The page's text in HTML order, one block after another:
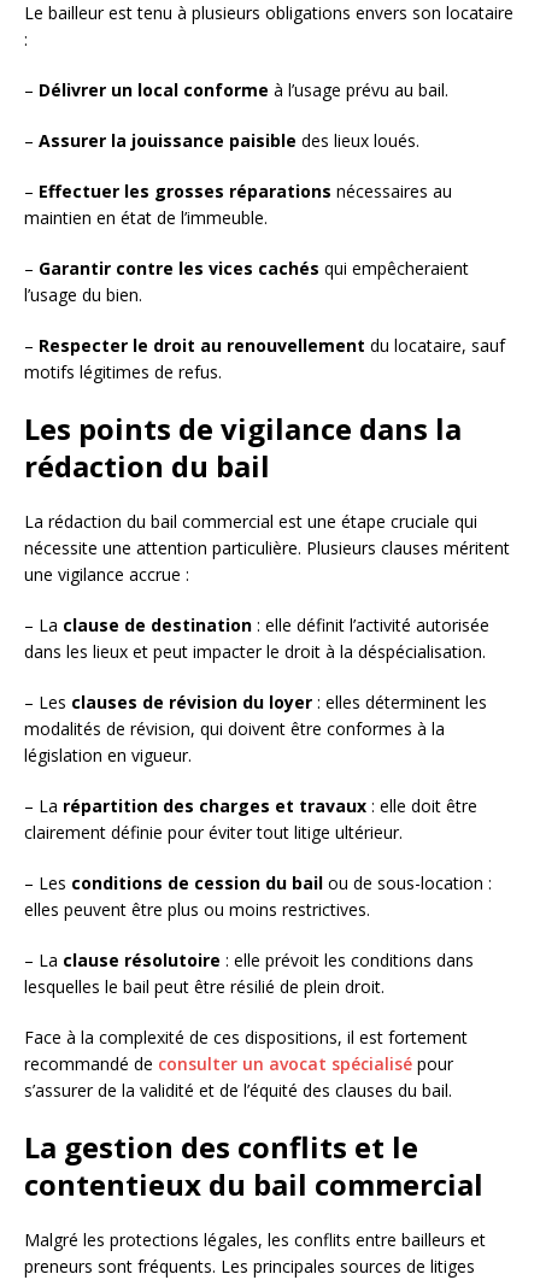
Le bailleur est tenu à plusieurs obligations envers son locataire
:
– Délivrer un local conforme à l’usage prévu au bail.
– Assurer la jouissance paisible des lieux loués.
– Effectuer les grosses réparations nécessaires au
maintien en état de l’immeuble.
– Garantir contre les vices cachés qui empêcheraient
l’usage du bien.
– Respecter le droit au renouvellement du locataire, sauf
motifs légitimes de refus.
Les points de vigilance dans la
rédaction du bail
La rédaction du bail commercial est une étape cruciale qui
nécessite une attention particulière. Plusieurs clauses méritent
une vigilance accrue :
– La clause de destination : elle définit l’activité autorisée
dans les lieux et peut impacter le droit à la déspécialisation.
– Les clauses de révision du loyer : elles déterminent les
modalités de révision, qui doivent être conformes à la
législation en vigueur.
– La répartition des charges et travaux : elle doit être
clairement définie pour éviter tout litige ultérieur.
– Les conditions de cession du bail ou de sous-location :
elles peuvent être plus ou moins restrictives.
– La clause résolutoire : elle prévoit les conditions dans
lesquelles le bail peut être résilié de plein droit.
Face à la complexité de ces dispositions, il est fortement
recommandé de consulter un avocat spécialisé pour
s’assurer de la validité et de l’équité des clauses du bail.
La gestion des conflits et le
contentieux du bail commercial
Malgré les protections légales, les conflits entre bailleurs et
preneurs sont fréquents. Les principales sources de litiges